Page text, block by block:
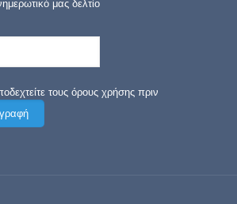
μας δελτίο
τους όρους χρήσης πριν